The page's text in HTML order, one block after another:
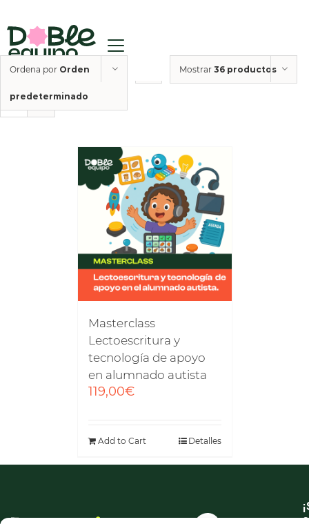
Ordena por Orden
predeterminado
Mostrar 36 productos
Masterclass
Lectoescritura y
tecnología de apoyo
en alumnado autista
119,00€
Add to Cart Detalles
a